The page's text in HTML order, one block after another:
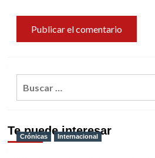
Te puede interesar
Crónicas Internacional